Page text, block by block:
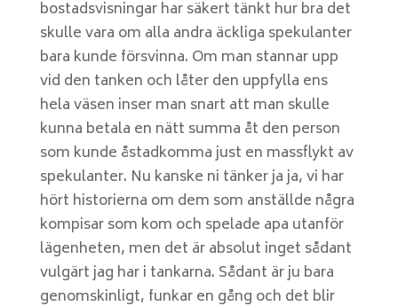
bostadsvisningar har säkert tänkt hur bra det
skulle vara om alla andra äckliga spekulanter
bara kunde försvinna. Om man stannar upp
vid den tanken och låter den uppfylla ens
hela väsen inser man snart att man skulle
kunna betala en nätt summa åt den person
som kunde åstadkomma just en massflykt av
spekulanter. Nu kanske ni tänker ja ja, vi har
hört historierna om dem som anställde några
kompisar som kom och spelade apa utanför
lägenheten, men det är absolut inget sådant
vulgärt jag har i tankarna. Sådant är ju bara
genomskinligt, funkar en gång och det blir